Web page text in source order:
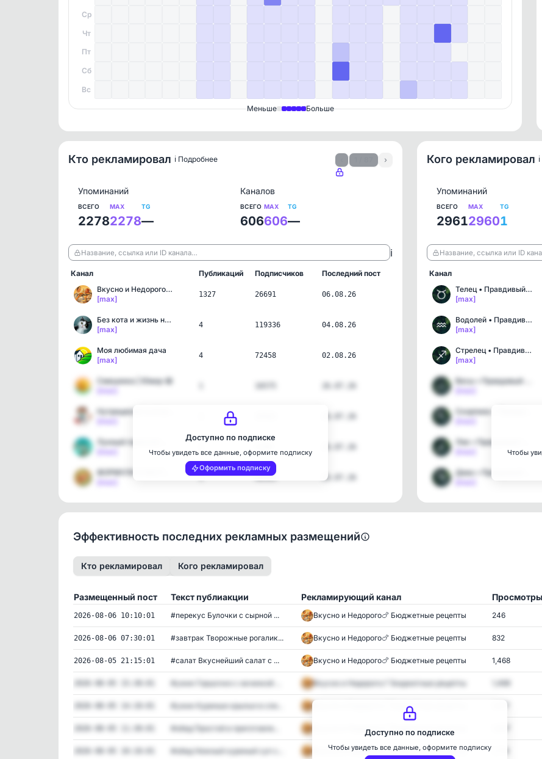
Ср
Чт
Пт
Сб
Вс
Меньше Больше
Кто рекламировал ℹ️ Подробнее ›
Упоминаний
ВСЕГО
2278
MAX
2278
TG
—
Каналов
ВСЕГО
606
MAX
606
TG
—
Название, ссылка или ID канала… ℹ️
Канал Публикаций Подписчиков
Последний пост
Вкусно и Недорого🍗 Бюдже…
[max]
1327 26691 06.08.26
Без кота и жизнь не та
[max]
4 119336 04.08.26
Моя любимая дача
[max]
4 72458 02.08.26
Смешинка | Юмор 😂
1 46503 26.07.26
Доступно по подписке
Чтобы увидеть все данные, оформите подписку
Оформить подписку
Кого рекламировал
Упоминаний
ВСЕГО
2961
MAX
2960
TG
1
Название, ссылка или ID
Канал
Телец • Правдивый гороск…
[max]
Водолей • Правдивый горо…
[max]
Стрелец • Правдивый горо…
[max]
Чтобы
Эффективность последних рекламных размещений
Кто рекламировал Кого рекламировал
Размещенный пост Текст публиакции Рекламирующий канал Просмотры
2026-08-06 10:10:01 #перекус Булочки с сырной ... Вкусно и Недорого🍗 Бюджетные рецепты 246
2026-08-06 07:30:01 #завтрак Творожные рогалик... Вкусно и Недорого🍗 Бюджетные рецепты 832
2026-08-05 21:15:01 #салат Вкуснейший салат с ... Вкусно и Недорого🍗 Бюджетные рецепты 1,468
#ужин Горшочки с начинкой ... Вкусно и Недорого🍗 Бюджетные рецепты
#ужин Куриные крылья в сли... Вкусно и Недорого🍗 Бюджетные рецепты 1,677
#обед Простой в приготовле... Вкусно и Недорого🍗 Бюджетные рецепты
#обед Нежный куриный суп с... Вкусно и Недорого🍗 Бюджетные рецепты
Доступно по подписке
Чтобы увидеть все данные, оформите подписку